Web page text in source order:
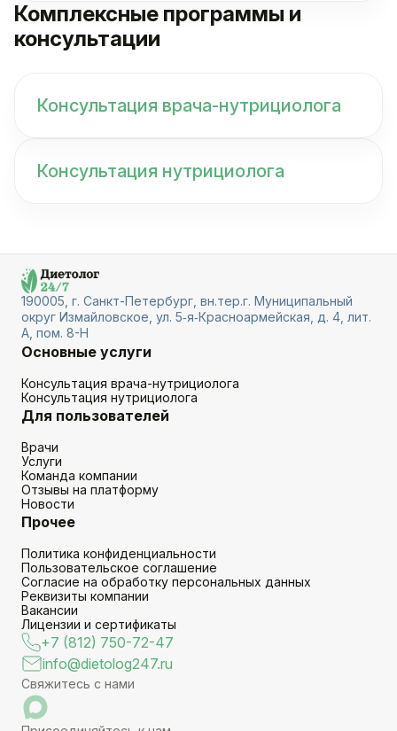
Комплексные программы и
консультации
Консультация врача-нутрициолога
Консультация нутрициолога
190005, г. Санкт-Петербург, вн.тер.г. Муниципальный
округ Измайловское, ул. 5‑я‑Красноармейская, д. 4, лит.
А, пом. 8-Н
Основные услуги
Консультация врача-нутрициолога
Консультация нутрициолога
Для пользователей
Врачи
Услуги
Команда компании
Отзывы на платформу
Новости
Прочее
Политика конфиденциальности
Пользовательское соглашение
Согласие на обработку персональных данных
Реквизиты компании
Вакансии
Лицензии и сертификаты
+7 (812) 750-72-47
info@dietolog247.ru
Свяжитесь с нами